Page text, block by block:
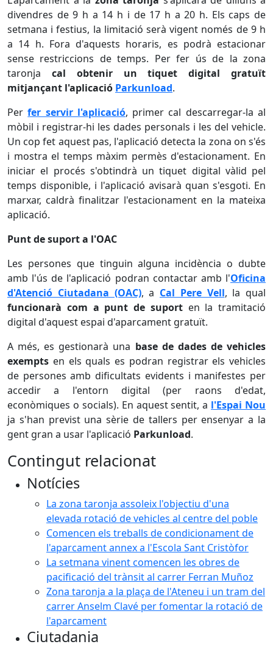
divendres de 9 h a 14 h i de 17 h a 20 h. Els caps de
setmana i festius, la limitació serà vigent només de 9 h
a 14 h. Fora d'aquests horaris, es podrà estacionar
sense restriccions de temps. Per fer ús de la zona
taronja cal obtenir un tiquet digital gratuït
mitjançant l'aplicació Parkunload.
Perfer servir l'aplicació, primer cal descarregar-la al
mòbil i registrar-hi les dades personals i les del vehicle.
Un cop fet aquest pas, l'aplicació detecta la zona on s'és
i mostra el temps màxim permès d'estacionament. En
iniciar el procés s'obtindrà un tiquet digital vàlid pel
temps disponible, i l'aplicació avisarà quan s'esgoti. En
marxar, caldrà finalitzar l'estacionament en la mateixa
aplicació.
Punt de suport a l'OAC
Les persones que tinguin alguna incidència o dubte
amb l'ús de l'aplicació podran contactar amb l'Oficina
d'Atenció Ciutadana (OAC), a Cal Pere Vell, la qual
funcionarà com a punt de suporten la tramitació
digital d'aquest espai d'aparcament gratuït.
A més, es gestionarà una base de dades de vehicles
exempts en els quals es podran registrar els vehicles
de persones amb dificultats evidents i manifestes per
accedir a l'entorn digital (per raons d'edat,
econòmiques o socials). En aquest sentit, a l'Espai Nou
ja s'han previst una sèrie de tallers per ensenyar a la
gent gran a usar l'aplicació Parkunload.
Contingut relacionat
Notícies
La zona taronja assoleix l'objectiu d'una
elevada rotació de vehicles al centre del poble
Comencen els treballs de condicionament de
l'aparcament annex a l'Escola Sant Cristòfor
La setmana vinent comencen les obres de
pacificació del trànsit al carrer Ferran Muñoz
Zona taronja a la plaça de l'Ateneu i un tram del
carrer Anselm Clavé per fomentar la rotació de
l'aparcament
Ciutadania